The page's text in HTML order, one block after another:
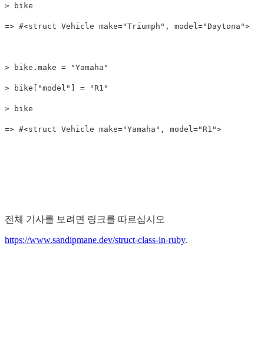
> bike
=> #<struct Vehicle make="Triumph", model="Daytona">
> bike . make = "Yamaha"
> bike "model" = "R1"
> bike
=> #<struct Vehicle make="Yamaha", model="R1">
전체 기사를 보려면 링크를 따르십시오
https://www.sandipmane.dev/struct-class-in-ruby.